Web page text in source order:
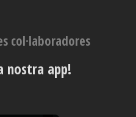
col·laboradores
nostra app!